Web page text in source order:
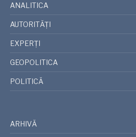
ANALITICA
AUTORITĂȚI
EXPERȚI
GEOPOLITICA
POLITICĂ
ARHIVĂ